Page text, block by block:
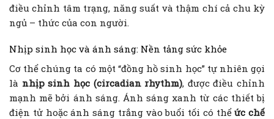
điều chỉnh tâm trạng, năng suất và thậm chí cả chu kỳ
ngủ – thức của con người.
Nhịp sinh học và ánh sáng: Nền tảng sức khỏe
Cơ thể chúng ta có một “đồng hồ sinh học” tự nhiên gọi
là nhịp sinh học (circadian rhythm), được điều chỉnh
mạnh mẽ bởi ánh sáng. Ánh sáng xanh từ các thiết bị
điện tử hoặc ánh sáng trắng vào buổi tối có thểức chế